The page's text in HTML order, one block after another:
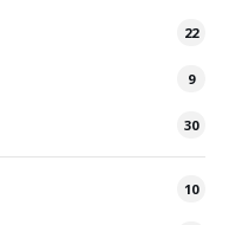
22
9
30
10